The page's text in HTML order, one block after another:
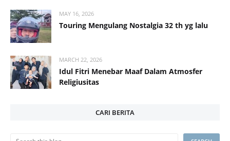
MAY 16, 2026
Touring Mengulang Nostalgia 32 th yg lalu
MARCH 22, 2026
Idul Fitri Menebar Maaf Dalam Atmosfer
Religiusitas
CARI BERITA